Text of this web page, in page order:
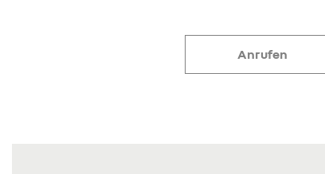
Anrufen